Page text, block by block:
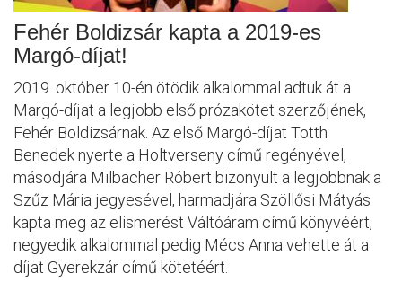
Fehér Boldizsár kapta a 2019-es
Margó-díjat!
2019. október 10-én ötödik alkalommal adtuk át a
Margó-díjat a legjobb első prózakötet szerzőjének,
Fehér Boldizsárnak. Az első Margó-díjat Totth
Benedek nyerte a Holtverseny című regényével,
másodjára Milbacher Róbert bizonyult a legjobbnak a
Szűz Mária jegyesével, harmadjára Szöllősi Mátyás
kapta meg az elismerést Váltóáram című könyvéért,
negyedik alkalommal pedig Mécs Anna vehette át a
díjat Gyerekzár című kötetéért.